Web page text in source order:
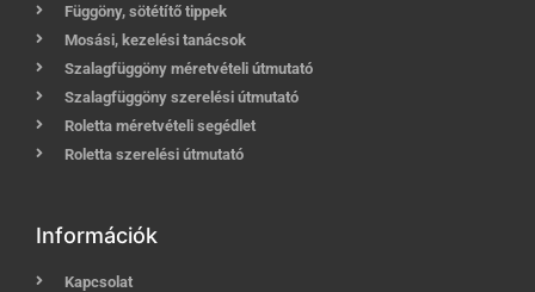
Függöny, sötétítő tippek
Mosási, kezelési tanácsok
Szalagfüggöny méretvételi útmutató
Szalagfüggöny szerelési útmutató
Roletta méretvételi segédlet
Roletta szerelési útmutató
Információk
Kapcsolat